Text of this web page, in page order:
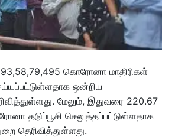
கொரோனா மாதிரிகள்
ஒன்றிய
மேலும், இதுவரை 220.67
தடுப்பூசி செலுத்தப்பட்டுள்ளதாக
தெரிவித்துள்ளது.